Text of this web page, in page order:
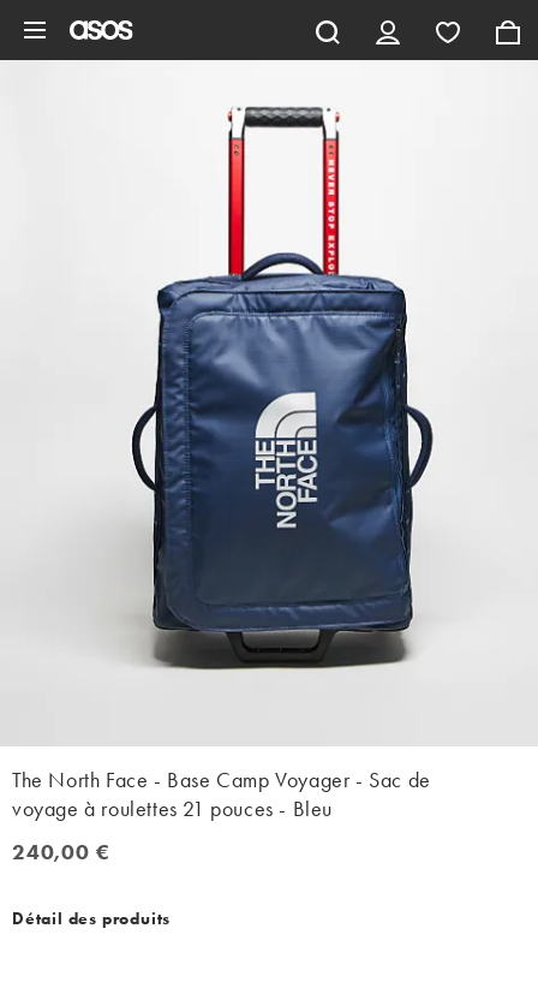
The North Face - Base Camp Voyager - Sac de
voyage à roulettes 21 pouces - Bleu
240,00 €
240,00 €
Détail des produits